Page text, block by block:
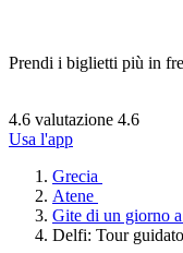
Prendi i biglietti più in
4.6 valutazione 4.6
Usa l'app
Grecia
Atene
Gite di un giorno
Delfi: Tour